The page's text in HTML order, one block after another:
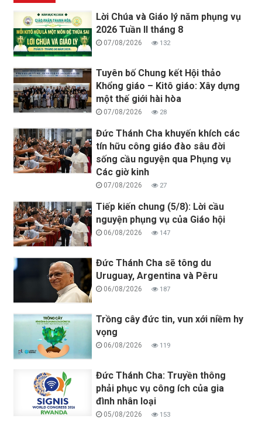
Lời Chúa và Giáo lý năm phụng vụ
2026 Tuần II tháng 8
07/08/2026 132
Tuyên bố Chung kết Hội thảo
Khổng giáo – Kitô giáo: Xây dựng
một thế giới hài hòa
07/08/2026 28
Đức Thánh Cha khuyến khích các
tín hữu công giáo đào sâu đời
sống cầu nguyện qua Phụng vụ
Các giờ kinh
07/08/2026 27
Tiếp kiến chung (5/8): Lời cầu
nguyện phụng vụ của Giáo hội
06/08/2026 147
Đức Thánh Cha sẽ tông du
Uruguay, Argentina và Pêru
06/08/2026 187
Trồng cây đức tin, vun xới niềm hy
vọng
06/08/2026 119
Đức Thánh Cha: Truyền thông
phải phục vụ công ích của gia
đình nhân loại
05/08/2026 153